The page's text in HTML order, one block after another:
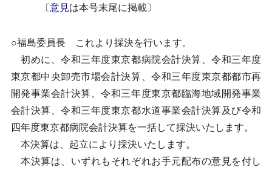
〔意見は本号末尾に掲載〕
○福島委員長 これより採決を行います。
初めに、令和三年度東京都病院会計決算、令和三年度
東京都中央卸売市場会計決算、令和三年度東京都都市再
開発事業会計決算、令和三年度東京都臨海地域開発事業
会計決算、令和三年度東京都水道事業会計決算及び令和
四年度東京都病院会計決算を一括して採決いたします。
本決算は、起立により採決いたします。
本決算は、いずれもそれぞれお手元配布の意見を付し